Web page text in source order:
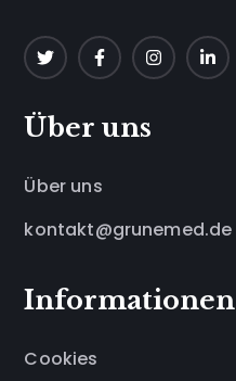
Über uns
Über uns
kontakt@grunemed.de
Informationen
Cookies